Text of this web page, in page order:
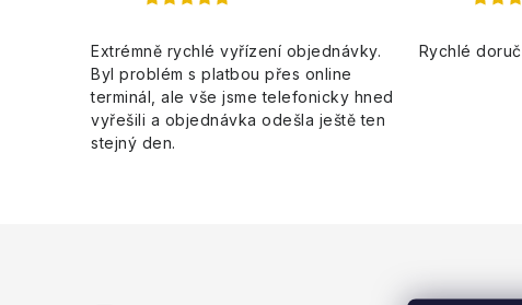
Extrémně rychlé vyřízení objednávky.
Byl problém s platbou přes online
terminál, ale vše jsme telefonicky hned
vyřešili a objednávka odešla ještě ten
stejný den.
Rychlé